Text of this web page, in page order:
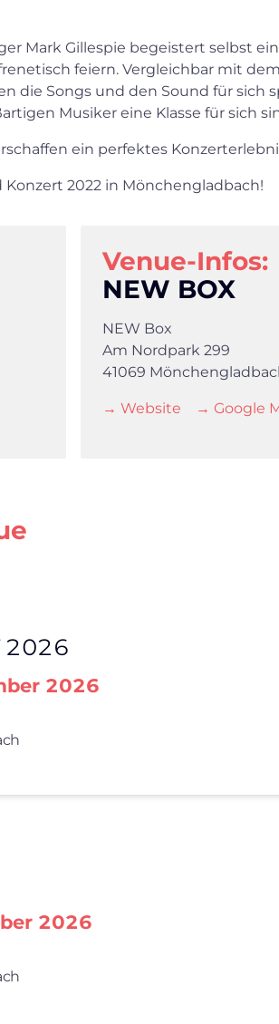
Mark Gillespie begeistert selbst
feiern. Vergleichbar mit
die Songs und den Sound für sich
Musiker eine Klasse für sich
ein perfektes
2022 in Mönchengladbach!
Venue-Infos:
NEW BOX
NEW Box
Am Nordpark 299
41069
→ Website → Google
2026
2026
2026